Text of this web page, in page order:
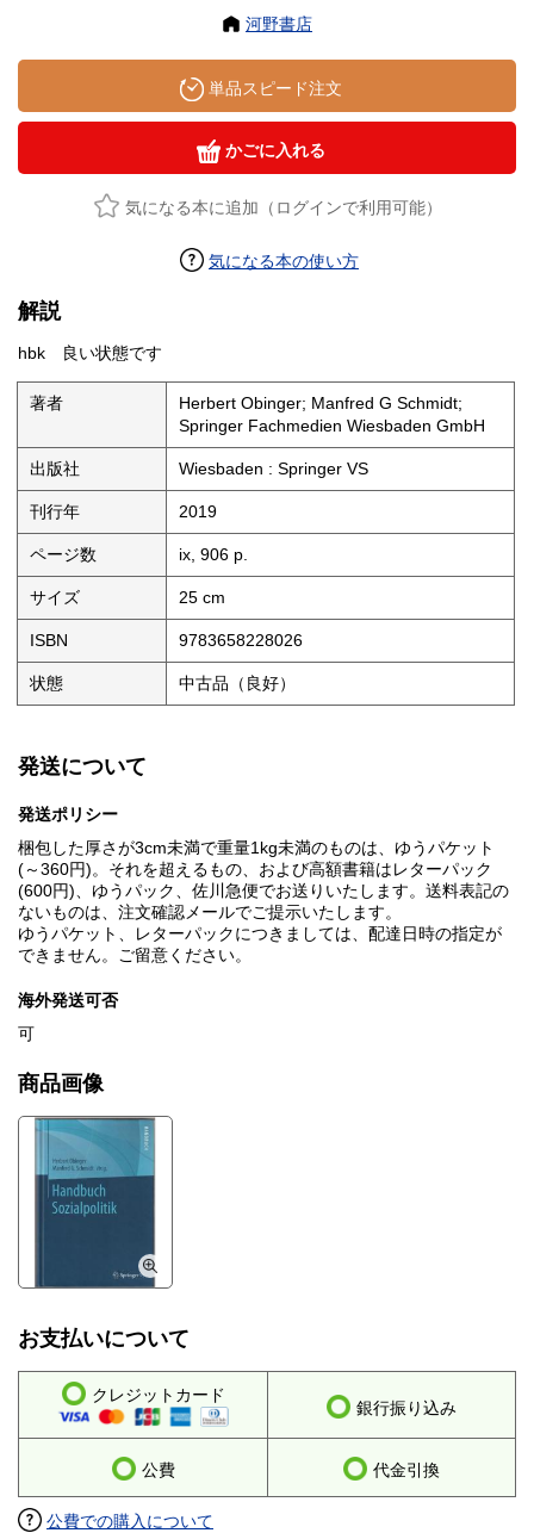
河野書店
単品スピード注文
かごに入れる
気になる本に追加（ログインで利用可能）
気になる本の使い方
解説
hbk 良い状態です
著者
Herbert Obinger; Manfred G Schmidt;
Springer Fachmedien Wiesbaden GmbH
出版社 Wiesbaden : Springer VS
刊行年 2019
ページ数 ix, 906 p.
サイズ 25 cm
ISBN 9783658228026
状態 中古品（良好）
発送について
発送ポリシー
梱包した厚さが3cm未満で重量1kg未満のものは、ゆうパケット
(～360円)。それを超えるもの、および高額書籍はレターパック
(600円)、ゆうパック、佐川急便でお送りいたします。送料表記の
ないものは、注文確認メールでご提示いたします。
ゆうパケット、レターパックにつきましては、配達日時の指定が
できません。ご留意ください。
海外発送可否
可
商品画像
お支払いについて
クレジットカード
銀行振り込み
公費 代金引換
公費での購入について